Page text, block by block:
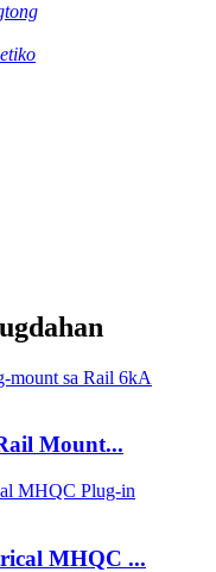
Mount...
MHQC ...